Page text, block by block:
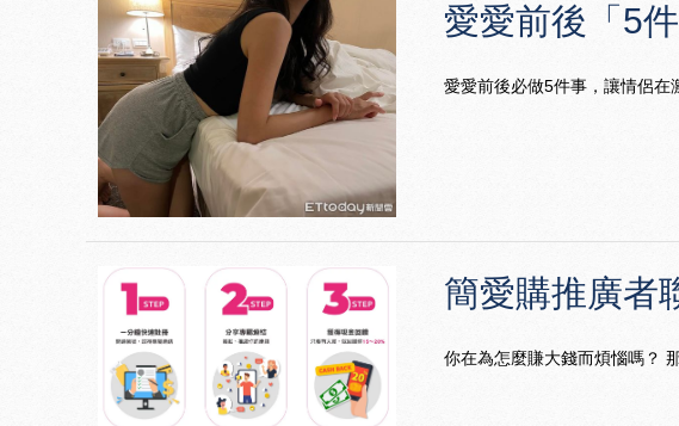
愛愛前後「5
愛愛前後必做5件事，讓情侶在
簡愛購推廣者
你在為怎麼賺大錢而煩惱嗎？